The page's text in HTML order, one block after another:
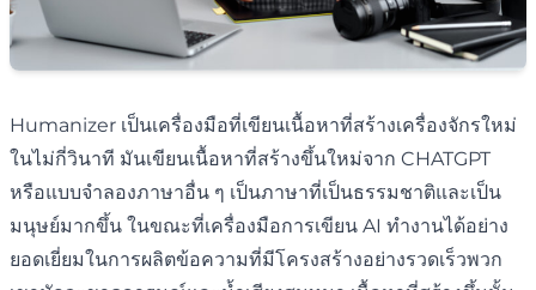
Humanizer เป็นเครื่องมือที่เขียนเนื้อหาที่สร้างเครื่องจักรใหม่
ในไม่กี่วินาที มันเขียนเนื้อหาที่สร้างขึ้นใหม่จาก CHATGPT
หรือแบบจำลองภาษาอื่น ๆ เป็นภาษาที่เป็นธรรมชาติและเป็น
มนุษย์มากขึ้น ในขณะที่เครื่องมือการเขียน AI ทำงานได้อย่าง
ยอดเยี่ยมในการผลิตข้อความที่มีโครงสร้างอย่างรวดเร็วพวก